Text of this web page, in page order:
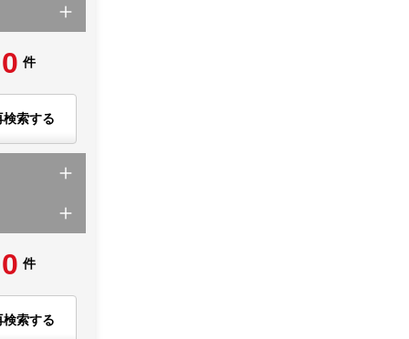
0 件
検索する
0 件
検索する